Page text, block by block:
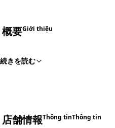
概要Giới thiệu
続きを読む
店舗情報Thông tinThông tin